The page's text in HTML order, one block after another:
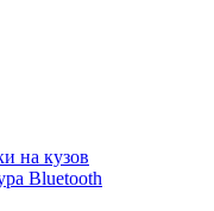
на кузов
Bluetooth